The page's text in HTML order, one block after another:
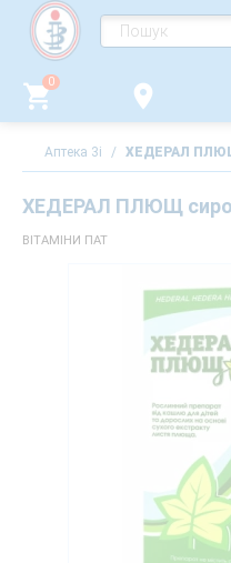
0
Аптека 3i / ХЕДЕРАЛ
ХЕДЕРАЛ ПЛЮЩ
ВІТАМІНИ ПАТ